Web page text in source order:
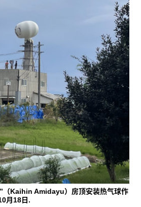
（Kaihin Amidayu）房顶安装热气球作
月18日.